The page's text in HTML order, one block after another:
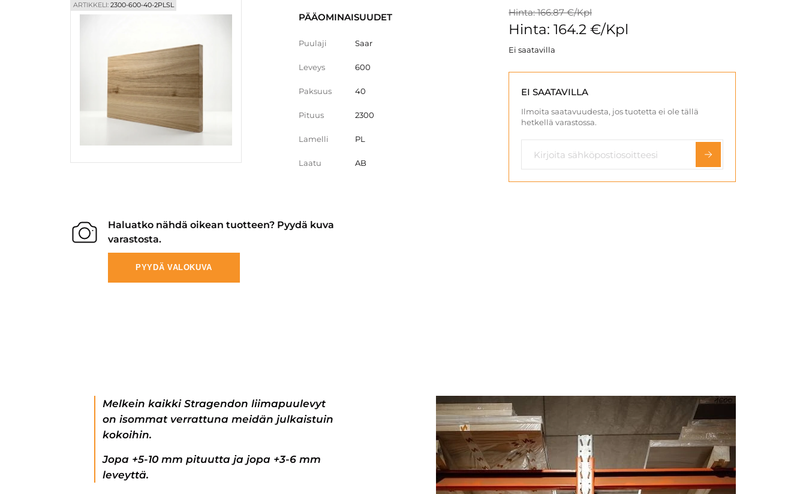
ARTIKKELI: 2300-600-40-2PLSL
PÄÄOMINAISUUDET
Puulaji Saar
Leveys 600
Paksuus 40
Pituus 2300
Lamelli PL
Laatu AB
Hinta: 166.87 €/Kpl
Hinta: 164.2 €/Kpl
Ei saatavilla
EI SAATAVILLA
Ilmoita saatavuudesta, jos tuotetta ei ole tällä
hetkellä varastossa.
Haluatko nähdä oikean tuotteen? Pyydä kuva
varastosta.
PYYDÄ VALOKUVA
Melkein kaikki Stragendon liimapuulevyt
on isommat verrattuna meidän julkaistuin
kokoihin.
Jopa +5-10 mm pituutta ja jopa +3-6 mm
leveyttä.